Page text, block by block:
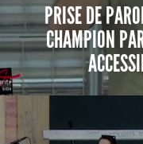
PRISE DE
CHAMPION